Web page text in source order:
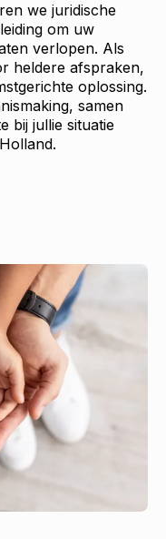
we juridische
om uw
verlopen. Als
heldere afspraken,
oplossing.
samen
bij jullie situatie